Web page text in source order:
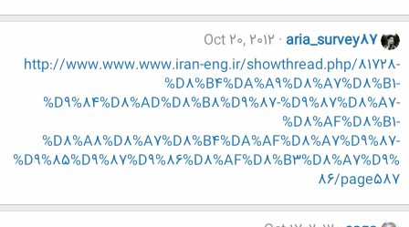
aria_survey87
Oct 20, 2012
http://www.www.www.iran-eng.ir/showthread.php/81728-
%D8%B4%DA%A9%D8%A7%D8%B1-
%D9%84%D8%AD%D8%B8%D9%87-%D9%87%D8%A7-
%D8%AF%D8%B1-
%D8%A8%D8%A7%D8%B4%DA%AF%D8%A7%D9%87-
%D9%85%D9%87%D9%86%D8%AF%D8%B3%D8%A7%D9%
86/page587